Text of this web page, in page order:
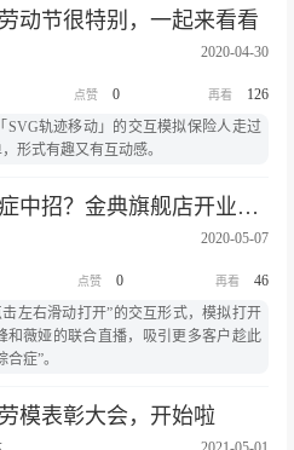
动节很特别，一起来看看
2020-04-30
0
126
轨迹移动」的交互模拟保险人走过
形式有趣又有互动感。
节后综合症中招？金典旗舰店开业来“典”惊喜
2020-05-07
0
46
左右滑动打开”的交互形式，模拟打开
和薇娅的联合直播，吸引更多客户趁此
症”。
模表彰大会，开始啦